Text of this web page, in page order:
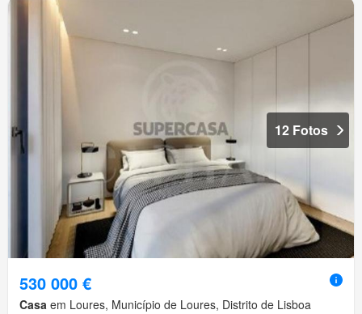
12 Fotos
530 000 €
Casa em Loures, Município de Loures, Distrito de Lisboa